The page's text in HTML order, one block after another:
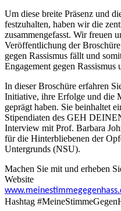
Um diese breite Präsenz und
festzuhalten, haben wir die
zusammengefasst. Wir freuen
Veröffentlichung der
gegen Rassismus fällt und
Engagement gegen
In dieser Broschüre erfahren
Initiative, ihre Erfolge und die
geprägt haben. Sie beinhaltet
Stipendiaten des GEH
Interview mit Prof. Barbara
für die Hinterbliebenen der
Untergrunds (NSU).
Machen Sie mit und erheben
Website
Hashtag